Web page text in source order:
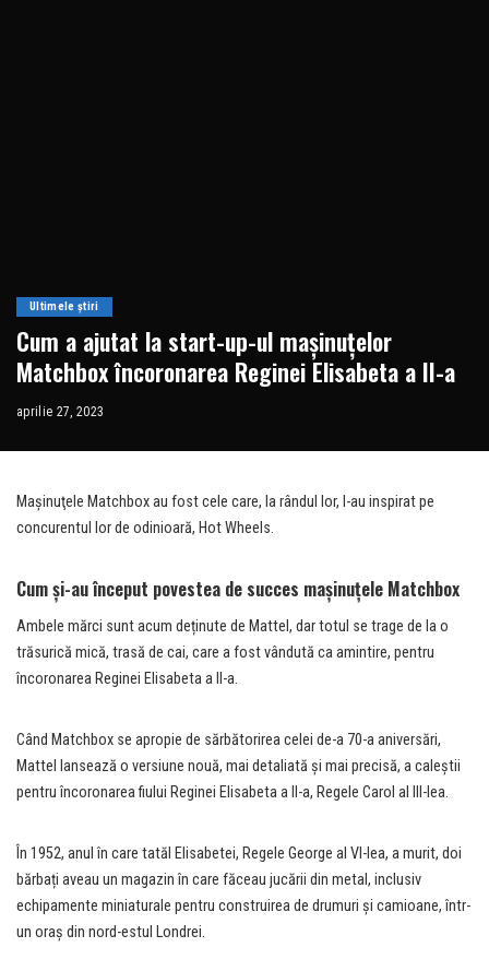
Ultimele știri
Cum a ajutat la start-up-ul maşinuţelor
Matchbox încoronarea Reginei Elisabeta a II-a
aprilie 27, 2023
Mașinuţele Matchbox au fost cele care, la rândul lor, l-au inspirat pe
concurentul lor de odinioară, Hot Wheels.
Cum şi-au început povestea de succes maşinuţele Matchbox
Ambele mărci sunt acum deținute de Mattel, dar totul se trage de la o
trăsurică mică, trasă de cai, care a fost vândută ca amintire, pentru
încoronarea Reginei Elisabeta a II-a.
Când Matchbox se apropie de sărbătorirea celei de-a 70-a aniversări,
Mattel lansează o versiune nouă, mai detaliată și mai precisă, a caleştii
pentru încoronarea fiului Reginei Elisabeta a II-a, Regele Carol al III-lea.
În 1952, anul în care tatăl Elisabetei, Regele George al VI-lea, a murit, doi
bărbați aveau un magazin în care făceau jucării din metal, inclusiv
echipamente miniaturale pentru construirea de drumuri și camioane, într-
un oraș din nord-estul Londrei.